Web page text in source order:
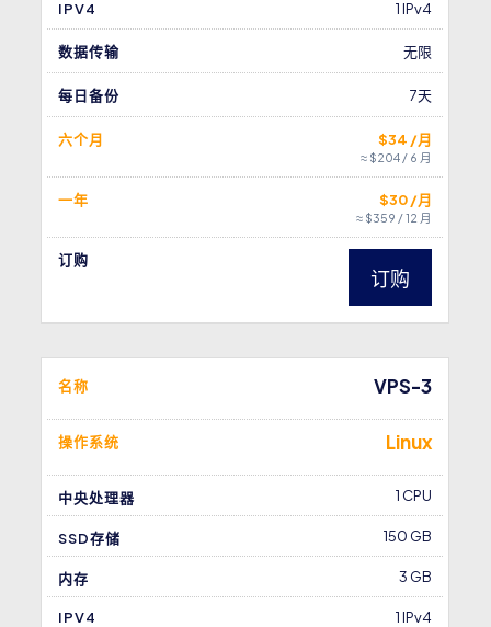
IPV4 1 IPv4
数据传输 无限
每日备份 7天
六个月 $34 /月
≈ $204 / 6 月
一年 $30 /月
≈ $359 / 12 月
订购
订购
名称 VPS-3
操作系统 Linux
中央处理器 1 CPU
SSD存储 150 GB
内存 3 GB
IPV4 1 IPv4